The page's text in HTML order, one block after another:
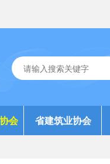
会 省建筑业协会